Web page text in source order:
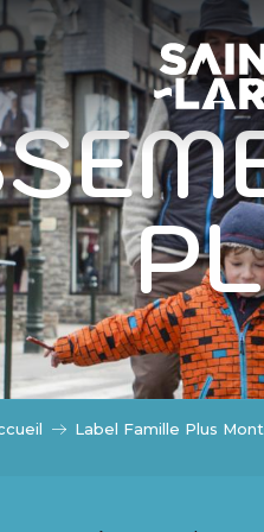
ÉTÉ
EN MODE ÉTÉ
Label Famille Plus